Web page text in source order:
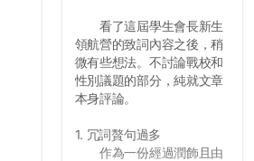
看了這屆學生會長新生
領航營的致詞內容之後，稍
微有些想法。不討論戰校和
性別議題的部分，純就文章
本身評論。
1. 冗詞贅句過多
作為一份經過潤飾且由